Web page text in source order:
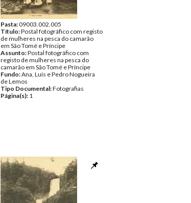
Pasta:09003.002.005
Título:Postal fotográfico com registo
de mulheres na pesca do camarão
em São Tomé e Príncipe
Assunto:Postal fotográfico com
registo de mulheres na pesca do
camarão em São Tomé e Príncipe
Fundo:Ana, Luís e Pedro Nogueira
de Lemos
Tipo Documental:Fotografias
Página(s): 1